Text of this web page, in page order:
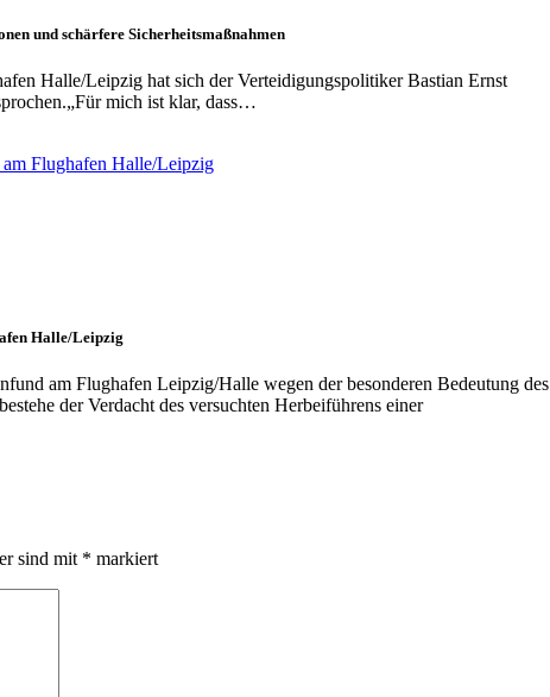
und schärfere Sicherheitsmaßnahmen
Halle/Leipzig hat sich der Verteidigungspolitiker Bastian Ernst
mich ist klar, dass…
Halle/Leipzig
am Flughafen Leipzig/Halle wegen der besonderen Bedeutung des
der Verdacht des versuchten Herbeiführens einer
sind mit * markiert